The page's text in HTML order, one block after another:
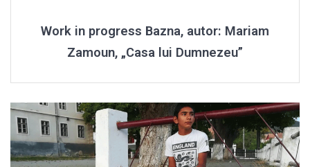
Work in progress Bazna, autor: Mariam
Zamoun, „Casa lui Dumnezeu”